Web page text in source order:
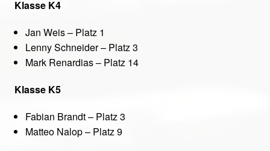
Klasse K4
Jan Weis – Platz 1
Lenny Schneider – Platz 3
Mark Renardias – Platz 14
Klasse K5
Fabian Brandt – Platz 3
Matteo Nalop – Platz 9